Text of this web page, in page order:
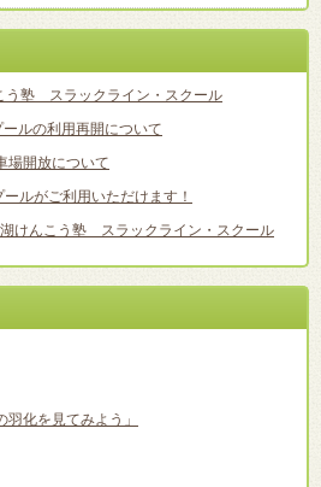
う塾 スラックライン・スクール
ールの利用再開について
場開放について
ルがご利用いただけます！
けんこう塾 スラックライン・スクール
化を見てみよう」